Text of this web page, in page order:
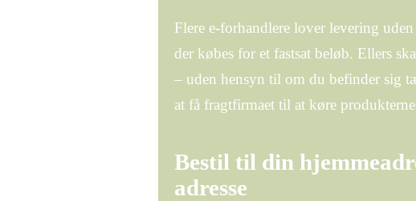
Flere e-forhandlere lover levering
der købes for et fastsat beløb. Ellers
– uden hensyn til om du befinder sig
at få fragtfirmaet til at køre
Bestil til din
adresse